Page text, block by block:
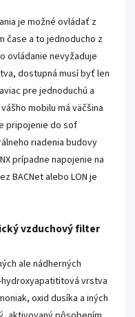
je možné ovládať z
čase a to jednoducho z
ovládanie nevyžaduje
dostupná musí byť len
pre jednoduchú a
mobilu má väčšina
pripojenie do sof
riadenia budovy
prípadne napojenie na
BACNet alebo LON je
vzduchový filter
ale nádherných
vrstva
oxid dusíka a iných